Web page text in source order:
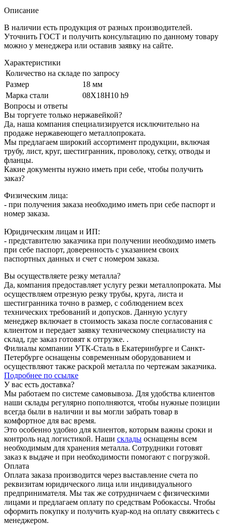
Описание
В наличии есть продукция от разных производителей.
Уточнить ГОСТ и получить консультацию по данному товару
можно у менеджера или оставив заявку на сайте.
Характеристики
Количество на складе по запросу
Размер
18 мм
Марка стали
08Х18Н10 h9
Вопросы и ответы
Вы торгуете только нержавейкой?
Да, наша компания специализируется исключительно на
продаже нержавеющего металлопроката.
Мы предлагаем широкий ассортимент продукции, включая
трубу, лист, круг, шестигранник, проволоку, сетку, отводы и
фланцы.
Какие документы нужно иметь при себе, чтобы получить
заказ?
Физическим лица:
- при получения заказа необходимо иметь при себе паспорт и
номер заказа.
Юридическим лицам и ИП:
- представителю заказчика при получении необходимо иметь
при себе паспорт, доверенность с указанием своих
паспортных данных и счет с номером заказа.
Вы осуществляете резку металла?
Да, компания предоставляет услугу резки металлопроката. Мы
осуществляем отрезную резку трубы, круга, листа и
шестигранника точно в размер, с соблюдением всех
технических требований и допусков. Данную услугу
менеджер включает в стоимость заказа после согласования с
клиентом и передает заявку техническому специалисту на
склад, где заказ готовят к отгрузке. .
Филиалы компании УТК-Сталь в Екатеринбурге и Санкт-
Петербурге оснащены современным оборудованием и
осуществляют также раскрой металла по чертежам заказчика.
Подробнее по ссылке
У вас есть доставка?
Мы работаем по системе самовывоза. Для удобства клиентов
наши склады регулярно пополняются, чтобы нужные позиции
всегда были в наличии и вы могли забрать товар в
комфортное для вас время.
Это особенно удобно для клиентов, которым важны сроки и
контроль над логистикой. Наши склады оснащены всем
необходимым для хранения металла. Сотрудники готовят
заказ к выдаче и при необходимости помогают с погрузкой.
Оплата
Оплата заказа производится через выставление счета по
реквизитам юридического лица или индивидуального
предпринимателя. Мы так же сотрудничаем с физическими
лицами и предлагаем оплату по средствам Робокассы. Чтобы
оформить покупку и получить куар-код на оплату свяжитесь с
менеджером.